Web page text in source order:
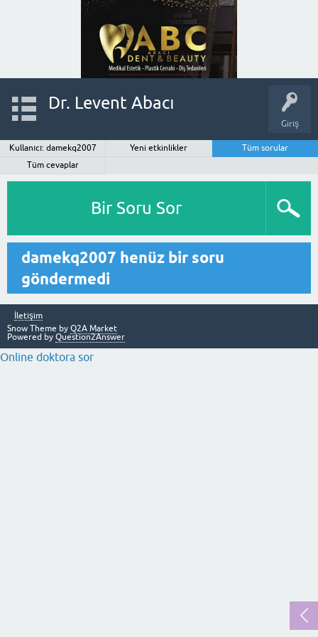
Giriş
Dr. Levent Abacı
Kullanıcı: damekq2007 Yeni etkinlikler
Tüm sorular
Tüm cevaplar
Bir Soru Sor
damekq2007 henüz bir soru
göndermedi
İletişim
Snow Theme by Q2A Market
Powered by Question2Answer
Online doktora sor